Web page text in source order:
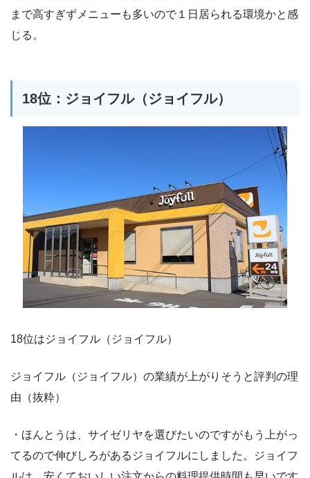
まで高すぎずメニューも多いので１日居られる環境かと感
じる。
18位：ジョイフル（ジョイフル）
18位はジョイフル（ジョイフル）
ジョイフル（ジョイフル）の業績が上がりそうと評判の理
由（抜粋）
・ほんとうは、サイゼリヤを選びたいのですがもう上がっ
てるので伸びしろがあるジョイフルにしました。ジョイフ